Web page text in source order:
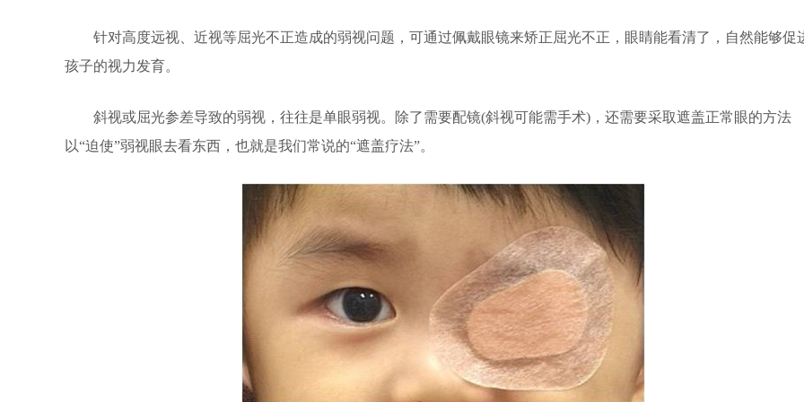
针对高度远视、近视等屈光不正造成的弱视问题，可通过佩戴眼镜来矫正屈光不正，眼睛能看清了，自然能够促
孩子的视力发育。
斜视或屈光参差导致的弱视，往往是单眼弱视。除了需要配镜(斜视可能需手术)，还需要采取遮盖正常眼的方法
以“迫使”弱视眼去看东西，也就是我们常说的“遮盖疗法”。